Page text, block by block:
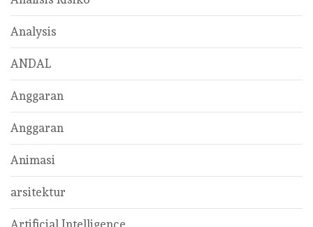
Analysis
ANDAL
Anggaran
Anggaran
Animasi
arsitektur
Artificial Intelligence